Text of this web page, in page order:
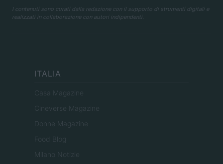
I contenuti sono curati dalla redazione con il supporto di strumenti digitali e
realizzati in collaborazione con autori indipendenti.
ITALIA
Casa Magazine
Cineverse Magazine
Donne Magazine
Food Blog
Milano Notizie